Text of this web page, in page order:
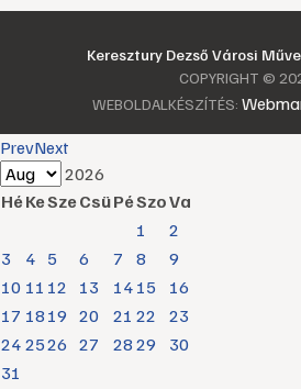
Keresztury Dezső Városi
COPYRIGHT ©
WEBOLDALKÉSZÍTÉS:
PrevNext
2026
HéKeSzeCsüPéSzoVa
1
2
3
4 5 6 7 8
9
10 11 12 13 14 15
16
17 18 19 20 21 22
23
24 2526 27 28 29
30
31